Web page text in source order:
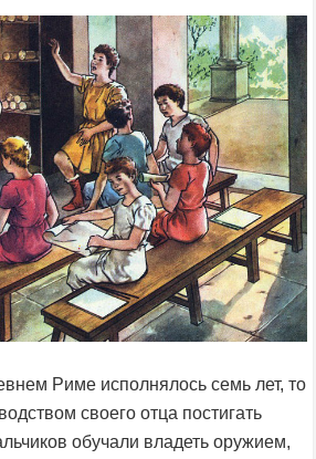
Риме исполнялось семь лет, то
своего отца постигать
обучали владеть оружием,